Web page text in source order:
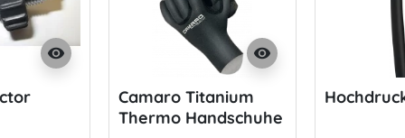
visibility visibility
Camaro Titanium
Thermo Handschuhe